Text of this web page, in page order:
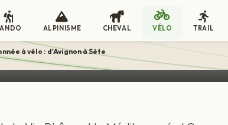
ALPINISME CHEVAL VÉLO TRAIL
à vélo : d'Avignon à Sète
à Sète CIRCUIT EN LIBERTÉ